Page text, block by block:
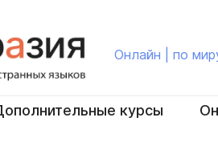
Онлайн | по
курсы